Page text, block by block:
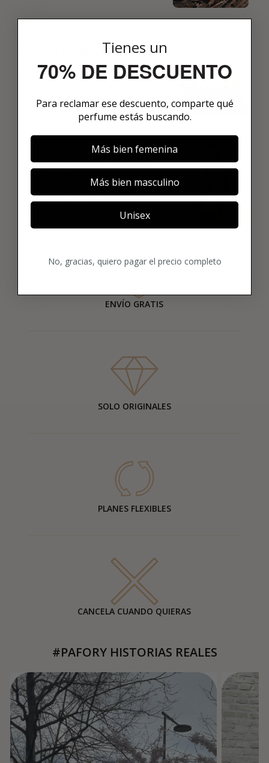
ELIGE TU PRIMER AROMA
Elige tu favorito. Tu primer perfume de
lujo se enviará justo después de la
03
DESCUBRE ALGO NUEVO
CADA MES
Cada mes, un nuevo perfume original
de 8 ml. Pausa o cancela cuando
ENVÍO GRATIS
SOLO ORIGINALES
PLANES FLEXIBLES
CANCELA CUANDO QUIERAS
#PAFORY HISTORIAS REALES
Tienes un
70% DE DESCUENTO
Para reclamar ese descuento, comparte qué
perfume estás buscando.
Más bien femenina
Más bien masculino
Unisex
No, gracias, quiero pagar el precio completo